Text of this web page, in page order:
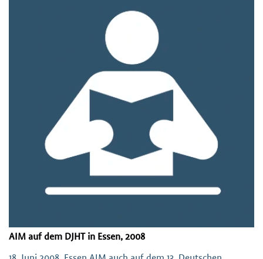
AIM auf dem DJHT in Essen, 2008